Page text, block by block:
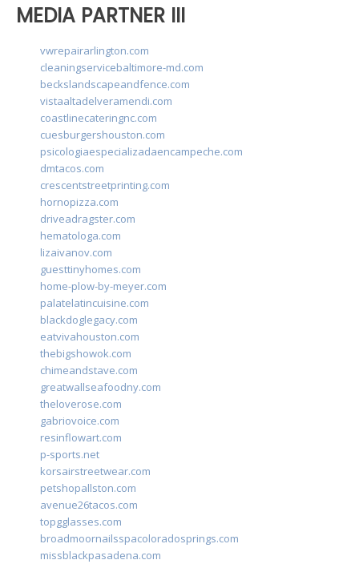
MEDIA PARTNER III
vwrepairarlington.com
cleaningservicebaltimore-md.com
beckslandscapeandfence.com
vistaaltadelveramendi.com
coastlinecateringnc.com
cuesburgershouston.com
psicologiaespecializadaencampeche.com
dmtacos.com
crescentstreetprinting.com
hornopizza.com
driveadragster.com
hematologa.com
lizaivanov.com
guesttinyhomes.com
home-plow-by-meyer.com
palatelatincuisine.com
blackdoglegacy.com
eatvivahouston.com
thebigshowok.com
chimeandstave.com
greatwallseafoodny.com
theloverose.com
gabriovoice.com
resinflowart.com
p-sports.net
korsairstreetwear.com
petshopallston.com
avenue26tacos.com
topgglasses.com
broadmoornailsspacoloradosprings.com
missblackpasadena.com